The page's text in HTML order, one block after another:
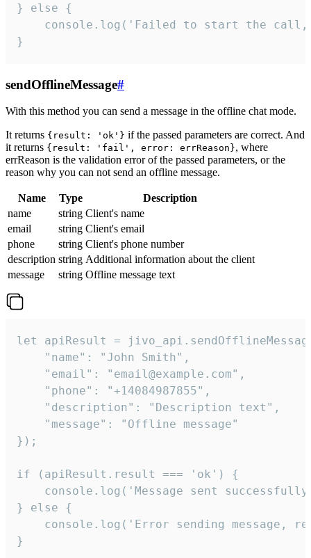
} else {
console.log('Failed to start the
}
sendOfflineMessage#
With this method you can send a message in the offline chat mode.
It returns {result: 'ok'} if the passed parameters are correct. And
it returns {result: 'fail', error: errReason}, where
errReason is the validation error of the passed parameters, or the
reason why you can not send an offline message.
Name Type
Description
name
string Client's name
email
string Client's email
phone
string Client's phone number
description string Additional information about the client
message
string Offline message text
let apiResult =
    "name": "John Smith",
    "email": "email@example.com",
    "phone": "+14084987855",
    "description": "Description text",
    "message": "Offline message"
});
if (apiResult.result === 'ok') {
console.log('Message sent
} else {
console.log('Error sending message,
}